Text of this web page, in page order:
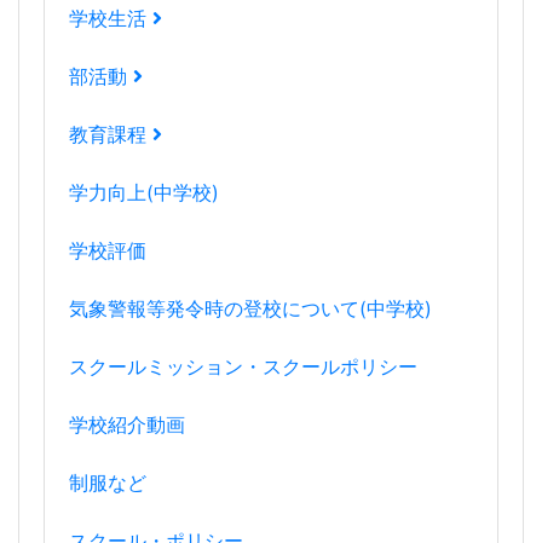
学校生活
部活動
教育課程
学力向上(中学校)
学校評価
気象警報等発令時の登校について(中学校)
スクールミッション・スクールポリシー
学校紹介動画
制服など